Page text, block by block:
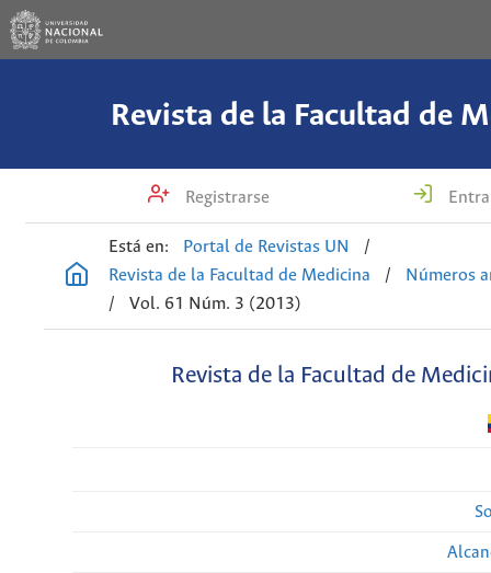
Revista de la Facultad de
Registrarse
Está en: Portal de Revistas UN
/
Revista de la Facultad de Medicina
/
Números
/
Vol. 61 Núm. 3 (2013)
Revista de la Facultad de